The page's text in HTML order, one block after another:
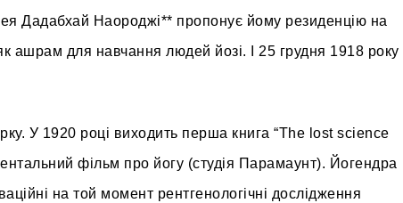
Дадабхай Наороджі** пропонує йому резиденцію на
ашрам для навчання людей йозі. І 25 грудня 1918 року
У 1920 році виходить перша книга “The lost science
фільм про йогу (студія Парамаунт). Йогендра
на той момент рентгенологічні дослідження